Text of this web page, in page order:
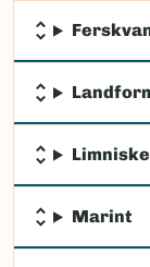
Marint